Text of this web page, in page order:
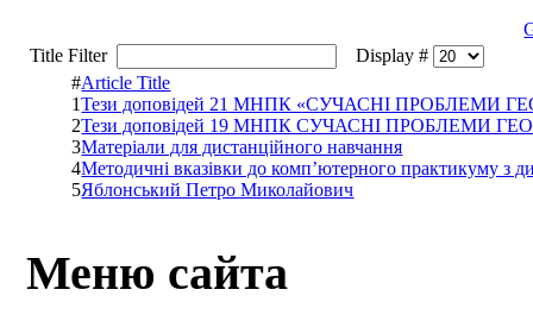
Title Filter
Display #
#Article Title
1Тези доповідей 21 МНПК «СУЧАСНІ
2Тези доповідей 19 МНПК СУЧАСНІ ПРОБЛЕМИ
3Матеріали для дистанційного навчання
4Методичні вказівки до комп’ютерного практикуму з
5Яблонський Петро Миколайович
Меню сайта